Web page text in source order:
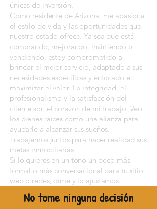
únicas de inversión.
Como residente de Arizona, me apasiona
el estilo de vida y las oportunidades que
nuestro estado ofrece. Ya sea que esté
comprando, mejorando, invirtiendo o
vendiendo, estoy comprometido a
brindar el mejor servicio, adaptado a sus
necesidades específicas y enfocado en
maximizar el valor. La integridad, el
profesionalismo y la satisfacción del
cliente son el corazón de mi trabajo. Veo
los bienes raíces como una alianza para
ayudarle a alcanzar sus sueños.
Trabajemos juntos para hacer realidad sus
metas inmobiliarias
Si lo quieres en un tono un poco más
formal o más conversacional para tu sitio
web o redes, dime y lo ajustamos.
No tome ninguna decisión